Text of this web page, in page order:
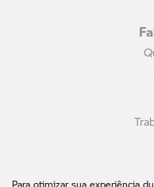
Para otimizar sua experiência